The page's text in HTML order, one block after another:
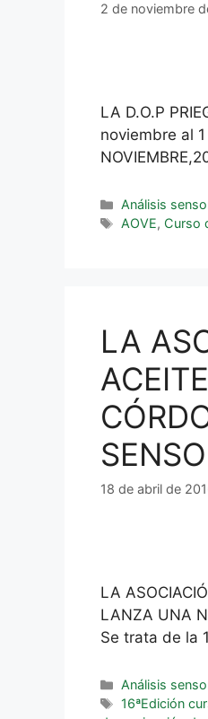
2 de noviembre
LA D.O.P
noviembre al
Análisis
AOVE, Curso
LA
18 de abril de
LA
LANZA UNA
Se trata de la
Análisis
16ªEdición